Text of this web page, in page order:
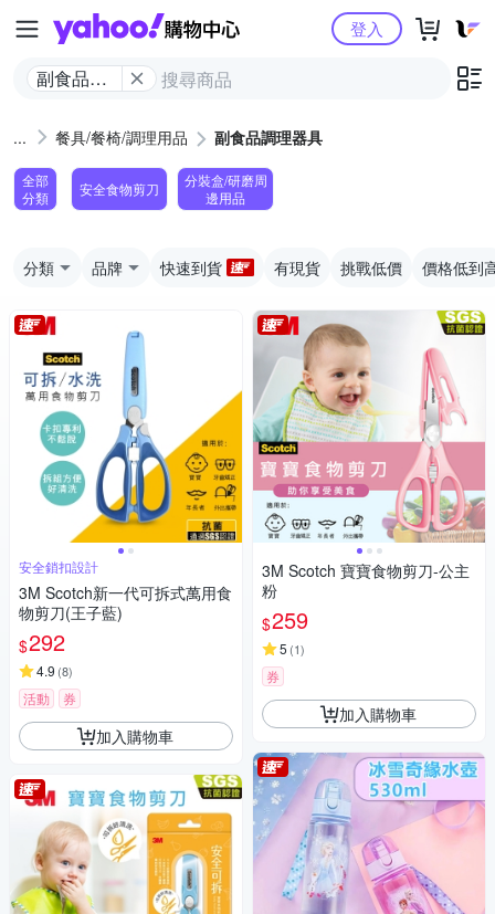
Yahoo購物中心
副食品調
登入
餐具/餐椅/調理用品 副食品調理器具
全部
分類
安全食物剪刀
分裝盒/研磨周
邊用品
分類 品牌 快速到貨 有現貨 挑戰低價 價格低到
安全鎖扣設計
3M Scotch新一代可拆式萬用食
物剪刀(王子藍)
$292
4.9 (8)
活動 券
加入購物車
3M Scotch 寶寶食物剪刀-公主
粉
$259
5 (1)
券
加入購物車